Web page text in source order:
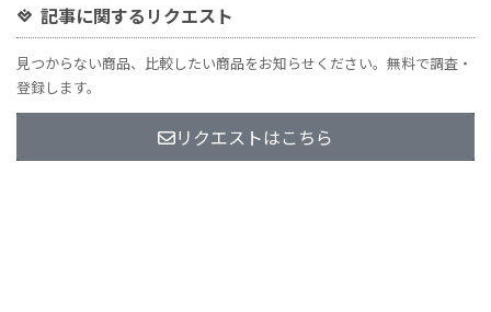
記事に関するリクエスト
見つからない商品、比較したい商品をお知らせください。無料で調査・
登録します。
リクエストはこちら